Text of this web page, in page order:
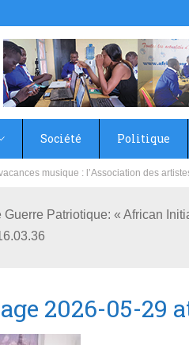
Société Politique
de la Russie rénove les écoles
Guerre Patriotique: « African
2026-05-29